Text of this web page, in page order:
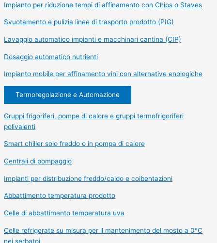
Impianto per riduzione tempi di affinamento con Chips o Staves
Svuotamento e pulizia linee di trasporto prodotto (PIG)
Lavaggio automatico impianti e macchinari cantina (CIP)
Dosaggio automatico nutrienti
Impianto mobile per affinamento vini con alternative enologiche
Termoregolazione e Automazione
Gruppi frigoriferi, pompe di calore e gruppi termofrigoriferi
polivalenti
Smart chiller solo freddo o in pompa di calore
Centrali di pompaggio
Impianti per distribuzione freddo/caldo e coibentazioni
Abbattimento temperatura prodotto
Celle di abbattimento temperatura uva
Celle refrigerate su misura per il mantenimento del mosto a 0°C
nei serbatoi